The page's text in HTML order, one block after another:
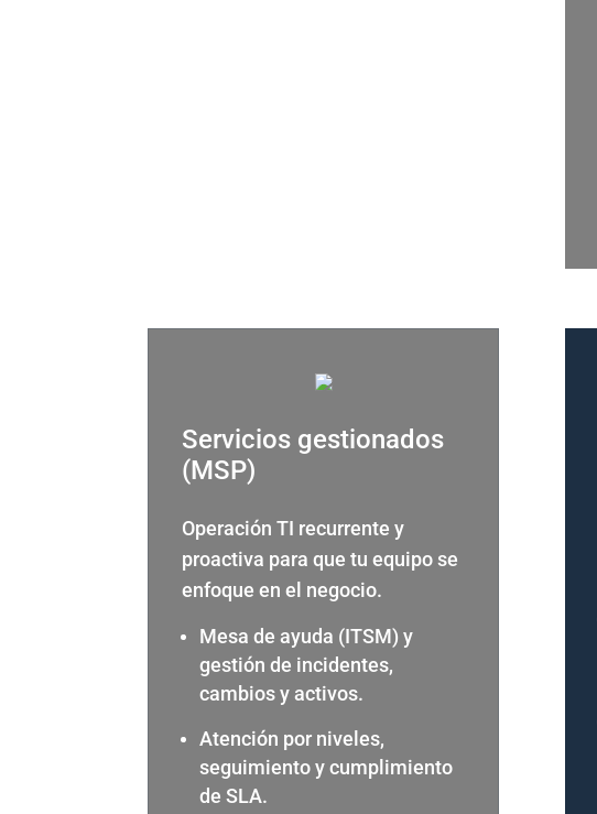
Servicios gestionados
(MSP)
Operación TI recurrente y
proactiva para que tu equipo se
enfoque en el negocio.
Mesa de ayuda (ITSM) y
gestión de incidentes,
cambios y activos.
Atención por niveles,
seguimiento y cumplimiento
de SLA.